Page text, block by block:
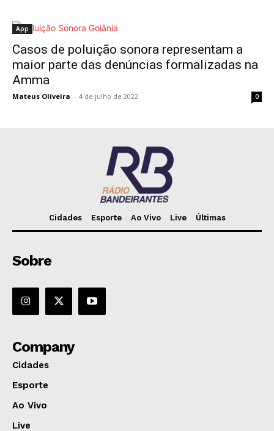
App
Casos de poluição sonora representam a
maior parte das denúncias formalizadas na
Amma
Mateus Oliveira - 4 de julho de 2022 0
Cidades Esporte Ao Vivo Live Últimas
Sobre
Company
Cidades
Esporte
Ao Vivo
Live